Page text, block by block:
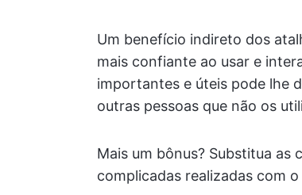
Um benefício indireto dos
mais confiante ao usar e
importantes e úteis pode lhe
outras pessoas que não os
Mais um bônus? Substitua as
complicadas realizadas com o